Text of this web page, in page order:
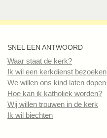
SNEL EEN ANTWOORD
Waar staat de kerk?
Ik wil een kerkdienst bezoeken
We willen ons kind laten dopen
Hoe kan ik katholiek worden?
Wij willen trouwen in de kerk
Ik wil biechten